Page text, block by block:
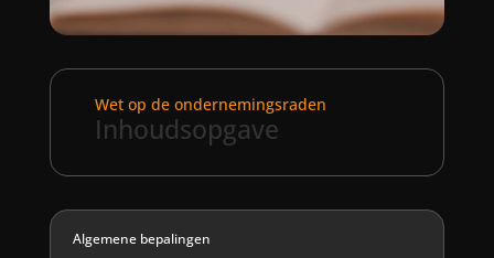
Wet op de ondernemingsraden
Inhoudsopgave
Algemene bepalingen